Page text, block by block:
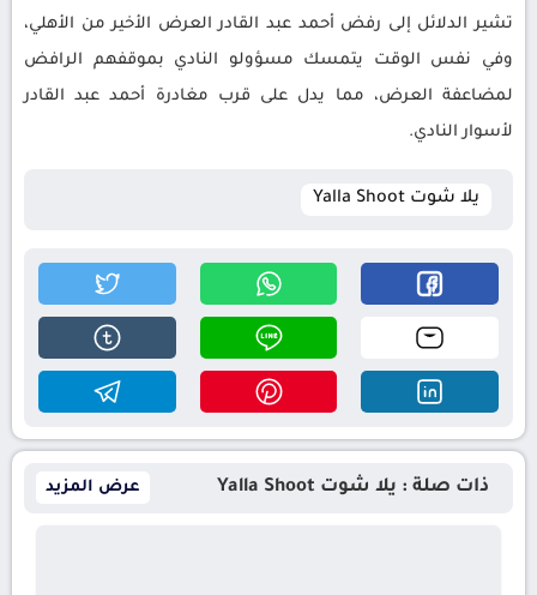
تشير الدلائل إلى رفض أحمد عبد القادر العرض الأخير من الأهلي،
وفي نفس الوقت يتمسك مسؤولو النادي بموقفهم الرافض
لمضاعفة العرض، مما يدل على قرب مغادرة أحمد عبد القادر
لأسوار النادي.
يلا شوت Yalla Shoot
ذات صلة : يلا شوت Yalla Shoot عرض المزيد